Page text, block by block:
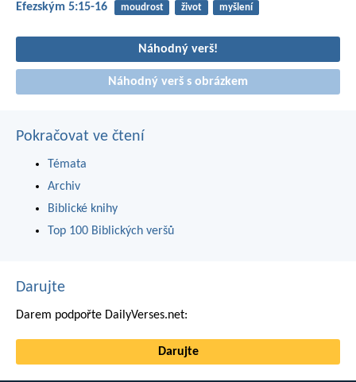
Efezským 5:15-16 moudrost život myšlení
Náhodný verš!
Náhodný verš s obrázkem
Pokračovat ve čtení
Témata
Archiv
Biblické knihy
Top 100 Biblických veršů
Darujte
Darem podpořte DailyVerses.net:
Darujte